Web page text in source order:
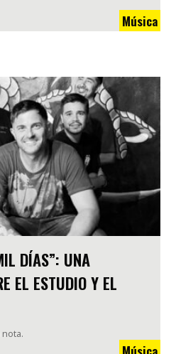
Música
DÍAS”: UNA
EL ESTUDIO Y EL